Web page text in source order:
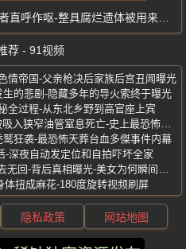
呼作呕-整具腐烂遗体被用来炼S油
荐 - 91视频
情帝国-父亲枪决后家族后宫丑闻曝光
的悲剧-隐藏多年的导火索终于曝光
全过程-从东北乡野到高官座上宾
狂袭-最恐怖天葬台血多傑事件内幕
-深夜自动发定位和自拍吓坏全家
扭成麻花-180度旋转视频刷屏
隐私政策 网站地图